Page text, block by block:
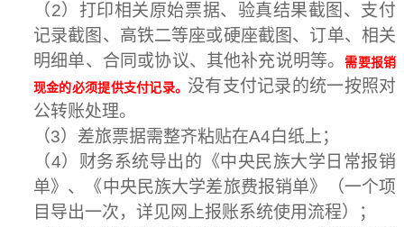
（2）打印相关原始票据、验真结果截图、支付
记录截图、高铁二等座或硬座截图、订单、相关
明细单、合同或协议、其他补充说明等。
需要报销
现金的必须提供支付记录。 没有支付记录的统一按照对
公转账处理。
（3）差旅票据需整齐粘贴在A4白纸上；
（4）财务系统导出的《中央民族大学日常报销
单》、《中央民族大学差旅费报销单》（一个项
目导出一次，详见网上报账系统使用流程）；